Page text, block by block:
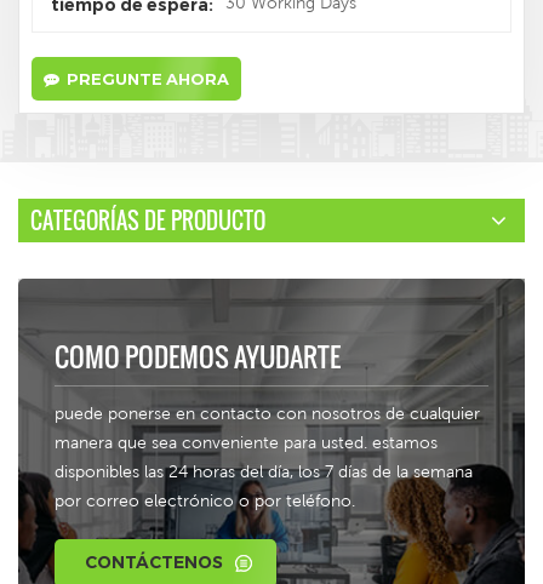
tiempo de espera:
PREGUNTE AHORA
CATEGORÍAS DE PRODUCTO
COMO PODEMOS AYUDARTE
puede ponerse en contacto con nosotros de cualquier
manera que sea conveniente para usted. estamos
disponibles las 24 horas del día, los 7 días de la semana
por correo electrónico o por teléfono.
CONTÁCTENOS